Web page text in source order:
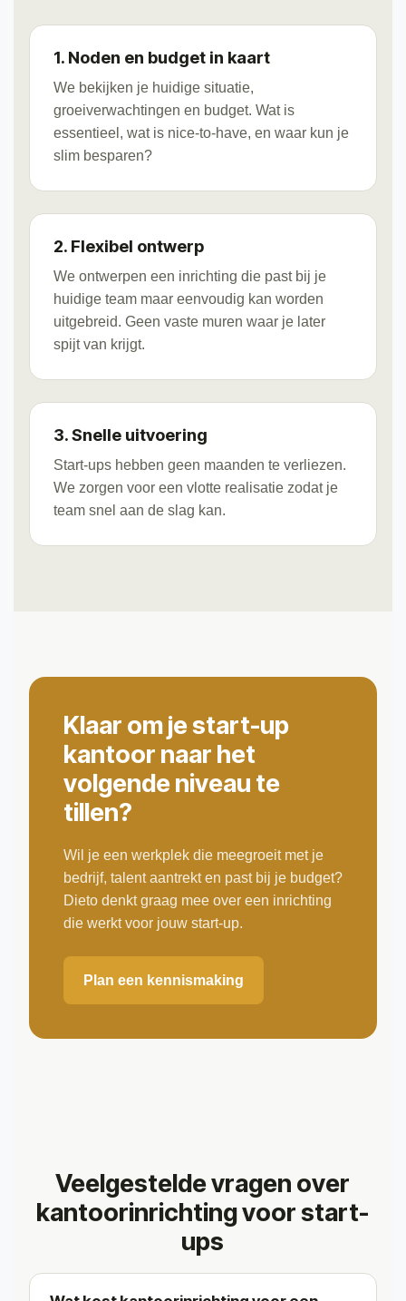
1. Noden en budget in kaart
We bekijken je huidige situatie,
groeiverwachtingen en budget. Wat is
essentieel, wat is nice-to-have, en waar kun je
slim besparen?
2. Flexibel ontwerp
We ontwerpen een inrichting die past bij je
huidige team maar eenvoudig kan worden
uitgebreid. Geen vaste muren waar je later
spijt van krijgt.
3. Snelle uitvoering
Start-ups hebben geen maanden te verliezen.
We zorgen voor een vlotte realisatie zodat je
team snel aan de slag kan.
Klaar om je start-up
kantoor naar het
volgende niveau te
tillen?
Wil je een werkplek die meegroeit met je
bedrijf, talent aantrekt en past bij je budget?
Dieto denkt graag mee over een inrichting
die werkt voor jouw start-up.
Plan een kennismaking
Veelgestelde vragen over
kantoorinrichting voor start-
ups